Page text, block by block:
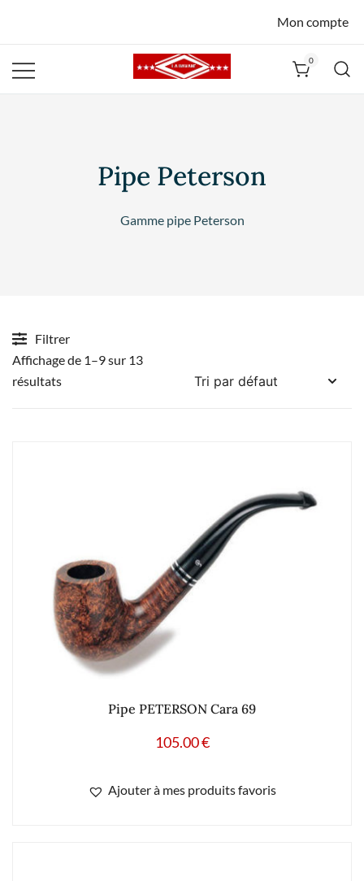
Mon compte
0
Pipe Peterson
Gamme pipe Peterson
Filtrer
Affichage de 1–9 sur 13
résultats
Pipe PETERSON Cara 69
105.00€
Ajouter à mes produits favoris